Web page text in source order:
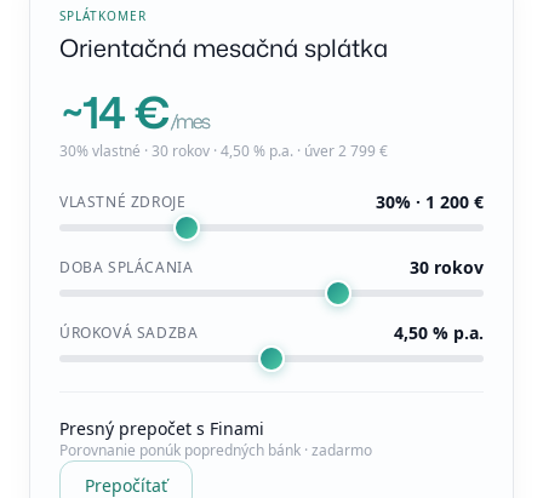
SPLÁTKOMER
Orientačná mesačná splátka
~14 €/mes
30% vlastné · 30 rokov · 4,50 % p.a. · úver 2 799 €
VLASTNÉ ZDROJE 30% · 1 200 €
DOBA SPLÁCANIA 30 rokov
ÚROKOVÁ SADZBA 4,50 % p.a.
Presný prepočet s Finami
Porovnanie ponúk popredných bánk · zadarmo
Prepočítať